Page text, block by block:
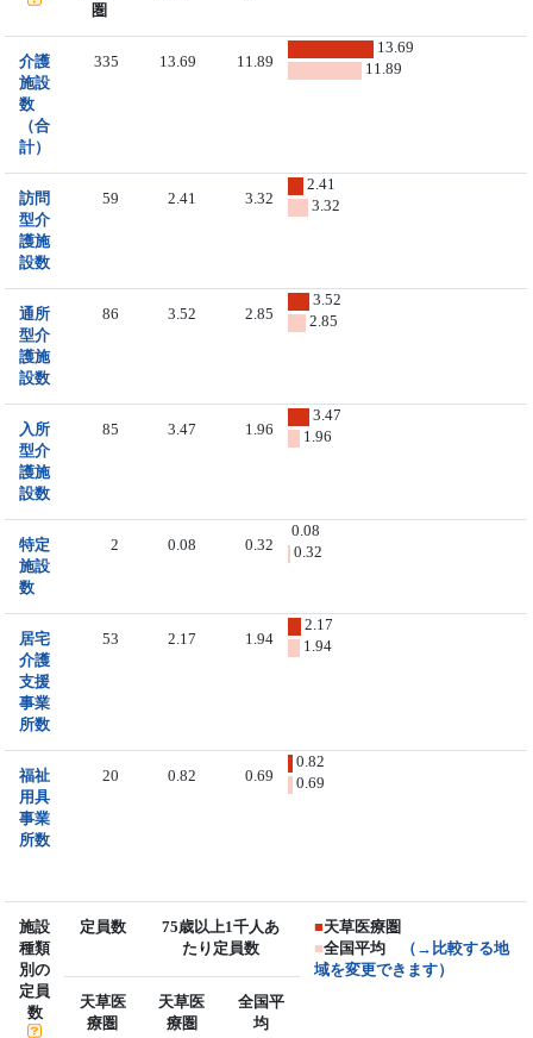
圏
介護
施設
数
（合
計）
335 13.69 11.89
13.69
11.89
訪問
型介
護施
設数
59 2.41 3.32
2.41
3.32
通所
型介
護施
設数
86 3.52 2.85
3.52
2.85
入所
型介
護施
設数
85 3.47 1.96
3.47
1.96
特定
施設
数
2 0.08 0.32
0.08
0.32
居宅
介護
支援
事業
所数
53 2.17 1.94
2.17
1.94
福祉
用具
事業
所数
20 0.82 0.69
0.82
0.69
施設
種類
別の
定員
数
定員数
75歳以上1千人あ
たり定員数
■天草医療圏
■全国平均
（→比較する地
域を変更できます）
天草医
療圏
天草医
療圏
全国平
均